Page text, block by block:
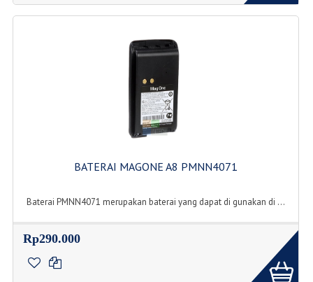
BATERAI MAGONE A8 PMNN4071
Baterai PMNN4071 merupakan baterai yang dapat di gunakan di ...
Rp290.000